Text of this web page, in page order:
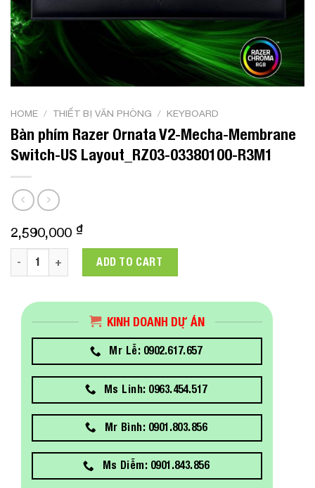
HOME / THIẾT BỊ VĂN PHÒNG / KEYBOARD
Bàn phím Razer Ornata V2-Mecha-Membrane
Switch-US Layout_RZ03-03380100-R3M1
2,590,000 ₫
Bàn phím Razer Ornata V2-Mecha-Membrane Switch-US
ADD TO CART
KINH DOANH DỰ ÁN
Mr Lễ: 0902.617.657
Ms Linh: 0963.454.517
Mr Bình: 0901.803.856
Ms Diễm: 0901.843.856